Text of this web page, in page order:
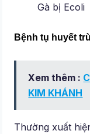
Gà bị Ecoli
Bệnh tụ huyết
Xem thêm :
KIM KHÁNH
Thường xuất